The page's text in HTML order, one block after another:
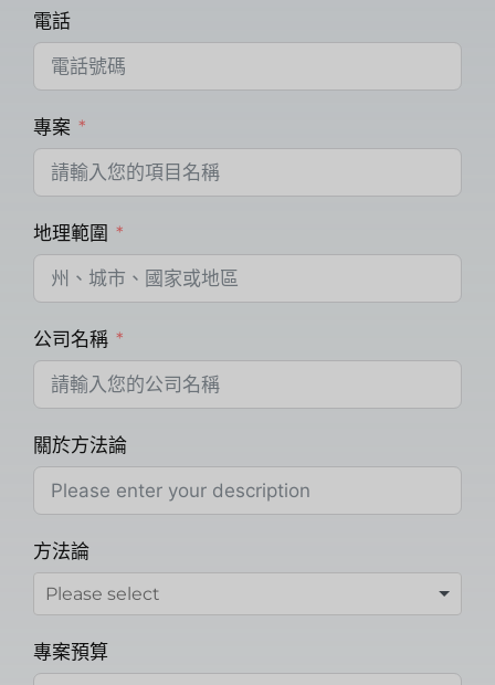
電話
專案
地理範圍
公司名稱
關於方法論
方法論
專案預算